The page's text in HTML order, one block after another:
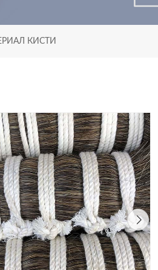
КИСТИ